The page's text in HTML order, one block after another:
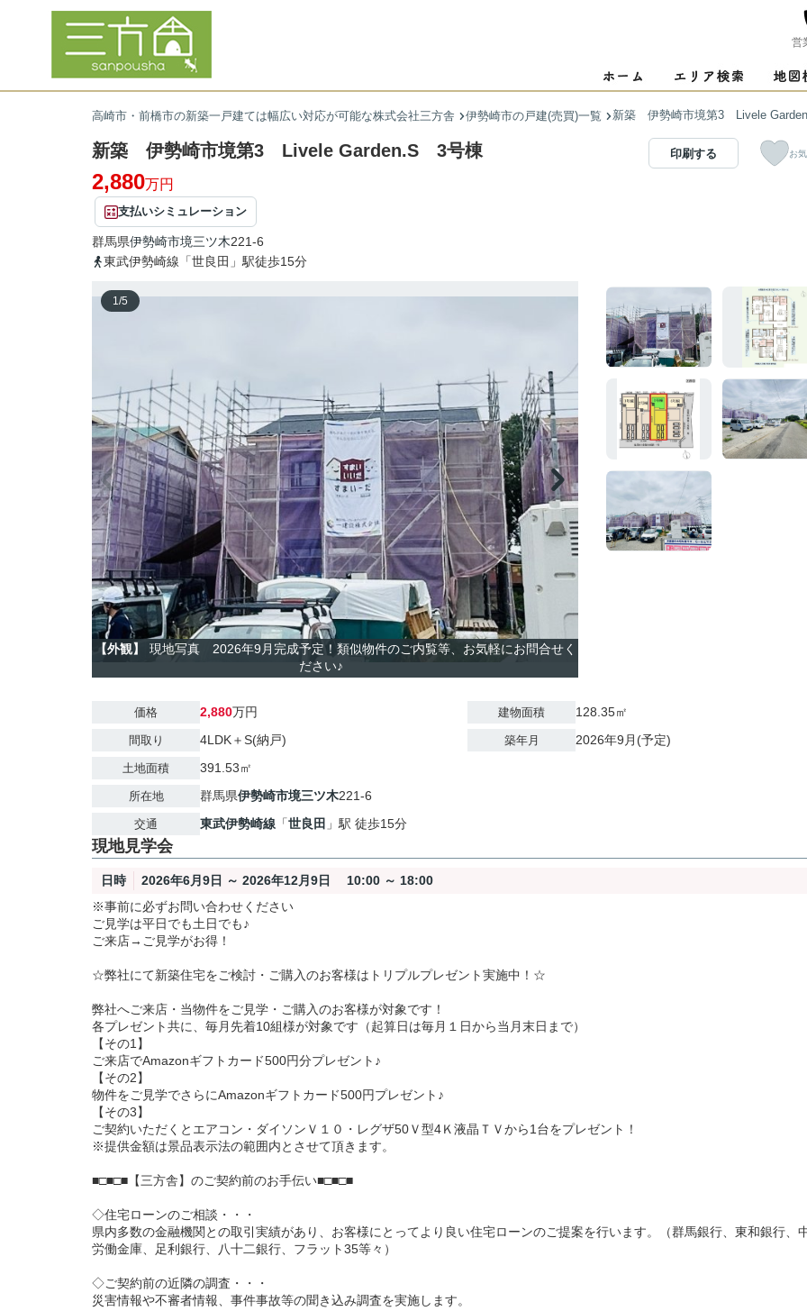
営
高崎市・前橋市の新築一戸建ては幅広い対応が可能な株式会社三方舎 伊勢崎市の戸建(売買)一覧 新築 伊勢崎市境第3 Livele
新築 伊勢崎市境第3 Livele Garden.S 3号棟
2,880万円
支払いシミュレーション
群馬県伊勢崎市境三ツ木221-6
東武伊勢崎線「世良田」駅徒歩15分
印刷する お
1/5
【外観】
現地写真 2026年9月完成予定！類似物件のご内覧等、お気軽にお問合せく
ださい♪
価格 2,880万円
間取り 4LDK＋S(納戸)
土地面積 391.53㎡
所在地 群馬県伊勢崎市境三ツ木221-6
交通 東武伊勢崎線 「世良田 」駅 徒歩15分
建物面積 128.35㎡
築年月 2026年9月(予定)
現地見学会
日時
2026年6月9日 ～ 2026年12月9日 10:00 ～ 18:00
※事前に必ずお問い合わせください
ご見学は平日でも土日でも♪
ご来店→ご見学がお得！
☆弊社にて新築住宅をご検討・ご購入のお客様はトリプルプレゼント実施中！☆
弊社へご来店・当物件をご見学・ご購入のお客様が対象です！
各プレゼント共に、毎月先着10組様が対象です（起算日は毎月１日から当月末日まで）
【その1】
ご来店でAmazonギフトカード500円分プレゼント♪
【その2】
物件をご見学でさらにAmazonギフトカード500円プレゼント♪
【その3】
ご契約いただくとエアコン・ダイソンＶ１０・レグザ50Ｖ型4Ｋ液晶ＴＶから1台をプレゼント！
※提供金額は景品表示法の範囲内とさせて頂きます。
■□■□■【三方舎】のご契約前のお手伝い■□■□■
◇住宅ローンのご相談・・・
県内多数の金融機関との取引実績があり、お客様にとってより良い住宅ローンのご提案を行います。（群馬銀行、東和銀行、
労働金庫、足利銀行、八十二銀行、フラット35等々）
◇ご契約前の近隣の調査・・・
災害情報や不審者情報、事件事故等の聞き込み調査を実施します。